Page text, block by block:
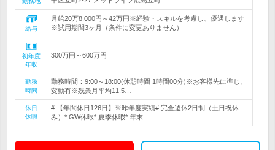
給与
月給20万8,000円～42万円※経験・スキルを考慮し、優遇します
※試用期間3ヶ月（条件に変更ありません）
初年度
年収
300万円～600万円
勤務
時間
勤務時間：9:00～18:00(休憩時間 1時間00分)※お客様先に準じ、
変動有※残業月平均11.5…
休日
休暇
# 【年間休日126日】※昨年度実績# 完全週休2日制（土日祝休
み）* GW休暇* 夏季休暇* 年末…